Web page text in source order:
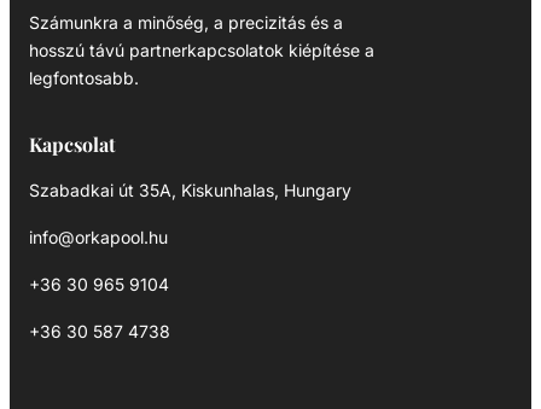
Számunkra a minőség, a precizitás és a
hosszú távú partnerkapcsolatok kiépítése a
legfontosabb.
Kapcsolat
Szabadkai út 35A, Kiskunhalas, Hungary
info@orkapool.hu
+36 30 965 9104
+36 30 587 4738